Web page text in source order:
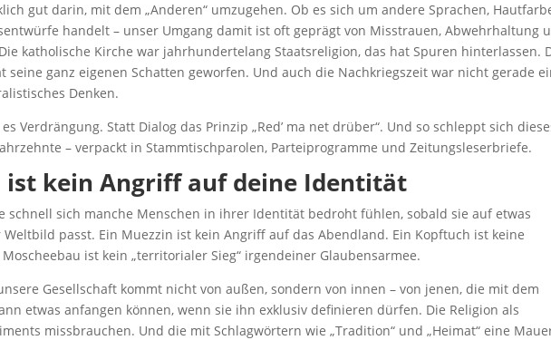
gut darin, mit dem „Anderen“ umzugehen. Ob es sich um andere Sprachen,
handelt – unser Umgang damit ist oft geprägt von Misstrauen, Abwehrhaltung
katholische Kirche war jahrhundertelang Staatsreligion, das hat Spuren hinterlassen.
seine ganz eigenen Schatten geworfen. Und auch die Nachkriegszeit war nicht gerade
Denken.
Verdrängung. Statt Dialog das Prinzip „Red’ ma net drüber“. Und so schleppt sich
– verpackt in Stammtischparolen, Parteiprogramme und Zeitungsleserbriefe.
ist kein Angriff auf deine Identität
schnell sich manche Menschen in ihrer Identität bedroht fühlen, sobald sie auf etwas
passt. Ein Muezzin ist kein Angriff auf das Abendland. Ein Kopftuch ist keine
ist kein „territorialer Sieg“ irgendeiner Glaubensarmee.
Gesellschaft kommt nicht von außen, sondern von innen – von jenen, die mit dem
etwas anfangen können, wenn sie ihn exklusiv definieren dürfen. Die Religion als
missbrauchen. Und die mit Schlagwörtern wie „Tradition“ und „Heimat“ eine